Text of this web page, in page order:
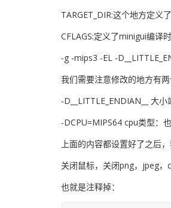
TARGET_DIR:这个地方定
CFLAGS:定义了minigui编译
-g -mips3 -EL -
我们需要注意修改的地方有
-D__LITTLE_ENDIAN__ 大小
-DCPU=MIPS64 cpu类型：
上面的内容都设置好了之后
关闭鼠标，关闭png，jpeg
也就是注释掉：